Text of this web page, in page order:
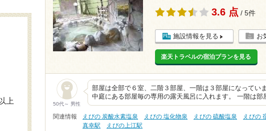
3.6 点 / 5件
施設情報を見る お
楽天トラベルの宿泊プランを見る
50代～ 男性
部屋は全部で６室、二階３部屋、一階は３部屋になってい
中庭にある部屋毎の専用の露天風呂に入れます。 一階は
関連情報 えびの 炭酸水素塩泉 えびの 塩化物泉 えびの 硫酸塩泉 えびの
真幸駅
えびの上江駅
以上